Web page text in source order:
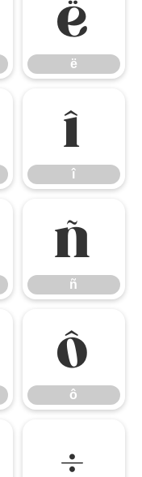
ë
ë
î
î
ñ
ñ
ô
ô
÷